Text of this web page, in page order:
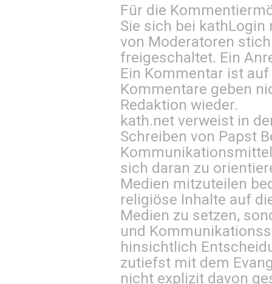
Für die
Sie sich bei kathLogin
von Moderatoren
freigeschaltet. Ein
Ein Kommentar ist
Kommentare geben
Redaktion wieder.
kath.net verweist in
Schreiben von Papst
sich daran zu
Medien mitzuteilen
religiöse Inhalte auf
Medien zu setzen,
und
hinsichtlich
zutiefst mit dem
nicht explizit davon